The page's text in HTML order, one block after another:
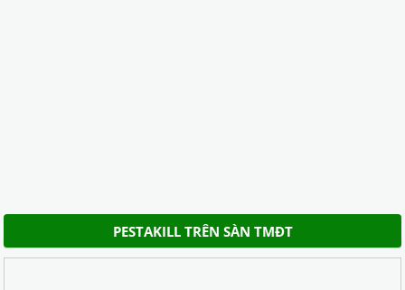
PESTAKILL TRÊN SÀN TMĐT